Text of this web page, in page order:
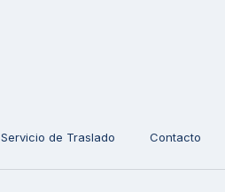
Servicio de Traslado Contacto